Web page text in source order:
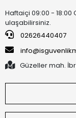
Haftaiçi 09:00 - 18:00
ulaşabilirsiniz.
02626440407
Güzeller mah.